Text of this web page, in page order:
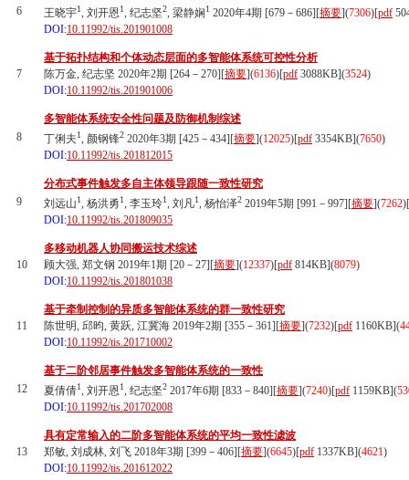
6
王晓宇1, 刘开恩1, 纪志坚2, 梁静娴1 2020年4期 [679－686][摘要](7306)[pdf
DOI:10.11992/tis.201901008
7
基于拓扑结构和个体动态层面的多智能体系统可控性分析
陈万金, 纪志坚 2020年2期 [264－270][摘要](6136)[pdf 3088KB](3524)
DOI:10.11992/tis.201901006
8
多智能体系统安全性问题及防御机制综述
丁俐夫1, 颜钢锋2 2020年3期 [425－434][摘要](12025)[pdf 3354KB](7650)
DOI:10.11992/tis.201812015
9
分布式事件触发多自主体领导跟随一致性研究
刘远山1, 杨洪勇1, 李玉玲1, 刘凡1, 杨怡泽2 2019年5期 [991－997][摘要](7262)[
DOI:10.11992/tis.201809035
10
多移动机器人协同搬运技术综述
顾大强, 郑文钢 2019年1期 [20－27][摘要](12337)[pdf 814KB](8079)
DOI:10.11992/tis.201801038
11
基于牵制控制的异质多智能体系统的群一致性研究
陈世明, 邱昀, 黄跃, 江冀海 2019年2期 [355－361][摘要](7232)[pdf 1160KB](
DOI:10.11992/tis.201710002
12
基于二阶邻居事件触发多智能体系统的一致性
夏倩倩1, 刘开恩1, 纪志坚2 2017年6期 [833－840][摘要](7240)[pdf 1159KB](
DOI:10.11992/tis.201702008
13
具有定常输入的二阶多智能体系统的平均一致性滤波
郑敏, 刘成林, 刘飞 2018年3期 [399－406][摘要](6645)[pdf 1337KB](4621)
DOI:10.11992/tis.201612022